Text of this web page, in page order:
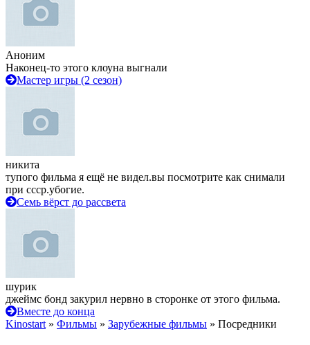
Аноним
Наконец-то этого клоуна выгнали
Мастер игры (2 сезон)
никита
тупого фильма я ещё не видел.вы посмотрите как снимали
при ссср.убогие.
Семь вёрст до рассвета
шурик
джеймс бонд закурил нервно в сторонке от этого фильма.
Вместе до конца
Kinostart » Фильмы » Зарубежные фильмы » Посредники